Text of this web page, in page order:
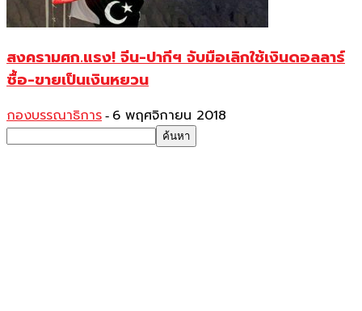
สงครามศก.แรง! จีน-ปากีฯ จับมือเลิกใช้เงินดอลลาร์
ซื้อ-ขายเป็นเงินหยวน
กองบรรณาธิการ - 6 พฤศจิกายน 2018